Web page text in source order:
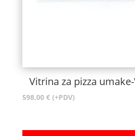
Vitrina za pizza
598,00 € (+PDV)